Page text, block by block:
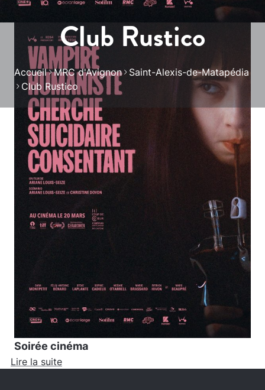
Club Rustico
Accueil MRC d'Avignon
Saint-Alexis-de-Matapédia
Club Rustico
Soirée cinéma
Lire la suite